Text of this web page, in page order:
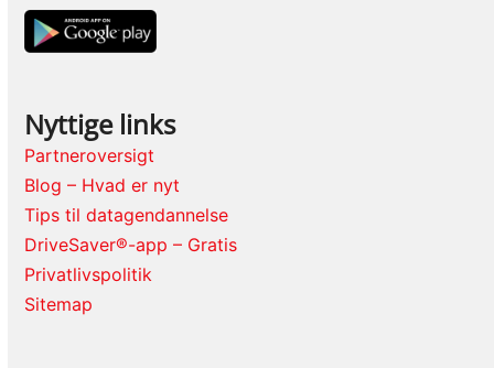
Nyttige links
Partneroversigt
Blog – Hvad er nyt
Tips til datagendannelse
DriveSaver®-app – Gratis
Privatlivspolitik
Sitemap